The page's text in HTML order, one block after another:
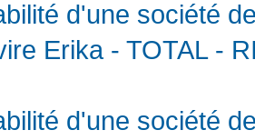
d'une société
Erika - TOTAL -
d'une société